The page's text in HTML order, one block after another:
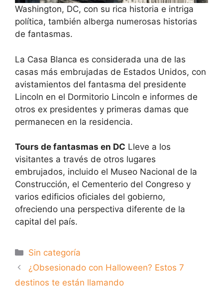
Washington, DC, con su rica historia e intriga
política, también alberga numerosas historias
de fantasmas.
La Casa Blanca es considerada una de las
casas más embrujadas de Estados Unidos, con
avistamientos del fantasma del presidente
Lincoln en el Dormitorio Lincoln e informes de
otros ex presidentes y primeras damas que
permanecen en la residencia.
Tours de fantasmas en DC Lleve a los
visitantes a través de otros lugares
embrujados, incluido el Museo Nacional de la
Construcción, el Cementerio del Congreso y
varios edificios oficiales del gobierno,
ofreciendo una perspectiva diferente de la
capital del país.
Categorías
Sin categoría
¿Obsesionado con Halloween? Estos 7
destinos te están llamando